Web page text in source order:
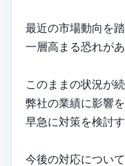
最近の市場動向を踏
一層高まる恐れが
このままの状況が続
弊社の業績に影響
早急に対策を検討
今後の対応について